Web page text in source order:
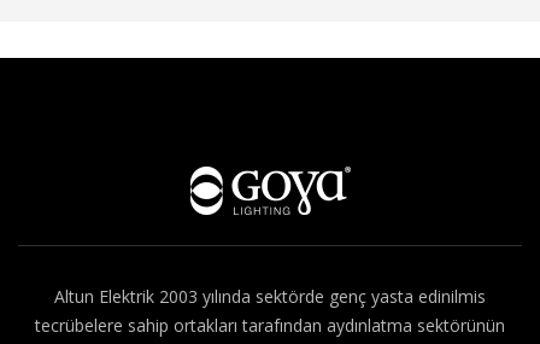
Altun Elektrik 2003 yılında sektörde genç yasta edinilmis
tecrübelere sahip ortakları tarafından aydınlatma sektörünün